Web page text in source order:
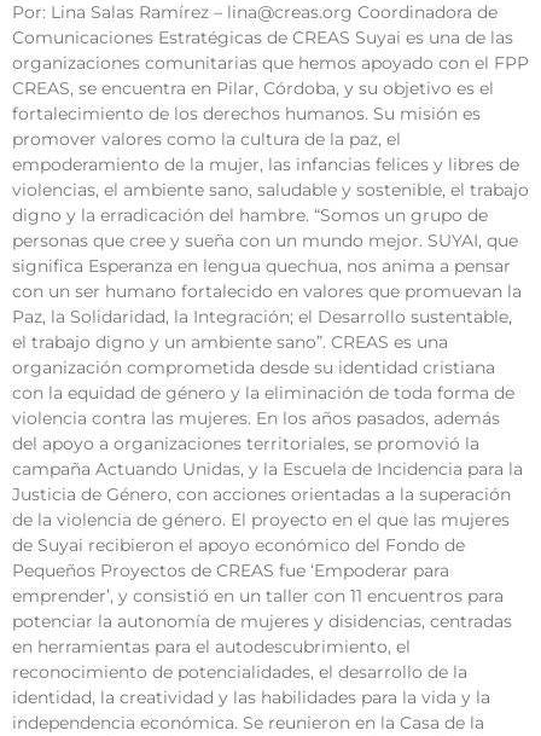
Por: Lina Salas Ramírez – lina@creas.org Coordinadora de
Comunicaciones Estratégicas de CREAS Suyai es una de las
organizaciones comunitarias que hemos apoyado con el FPP
CREAS, se encuentra en Pilar, Córdoba, y su objetivo es el
fortalecimiento de los derechos humanos. Su misión es
promover valores como la cultura de la paz, el
empoderamiento de la mujer, las infancias felices y libres de
violencias, el ambiente sano, saludable y sostenible, el trabajo
digno y la erradicación del hambre. “Somos un grupo de
personas que cree y sueña con un mundo mejor. SUYAI, que
significa Esperanza en lengua quechua, nos anima a pensar
con un ser humano fortalecido en valores que promuevan la
Paz, la Solidaridad, la Integración; el Desarrollo sustentable,
el trabajo digno y un ambiente sano”. CREAS es una
organización comprometida desde su identidad cristiana
con la equidad de género y la eliminación de toda forma de
violencia contra las mujeres. En los años pasados, además
del apoyo a organizaciones territoriales, se promovió la
campaña Actuando Unidas, y la Escuela de Incidencia para la
Justicia de Género, con acciones orientadas a la superación
de la violencia de género. El proyecto en el que las mujeres
de Suyai recibieron el apoyo económico del Fondo de
Pequeños Proyectos de CREAS fue ‘Empoderar para
emprender’, y consistió en un taller con 11 encuentros para
potenciar la autonomía de mujeres y disidencias, centradas
en herramientas para el autodescubrimiento, el
reconocimiento de potencialidades, el desarrollo de la
identidad, la creatividad y las habilidades para la vida y la
independencia económica. Se reunieron en la Casa de la